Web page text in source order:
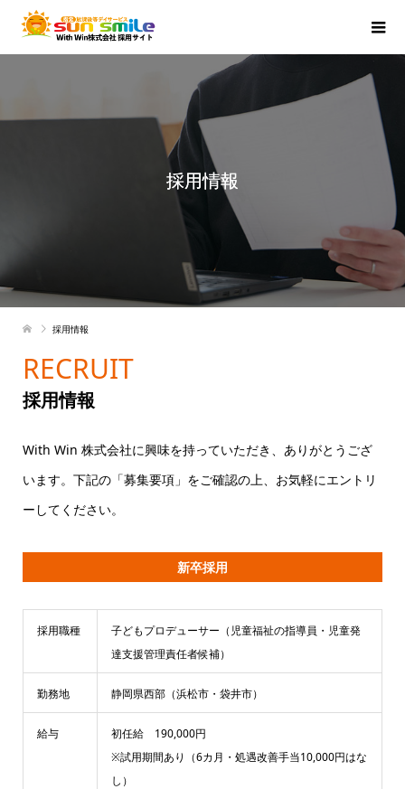
採用情報
採用情報
RECRUIT
採用情報
With Win 株式会社に興味を持っていただき、ありがとうござ
います。下記の「募集要項」をご確認の上、お気軽にエントリ
ーしてください。
新卒採用
採用職種
子どもプロデューサー（児童福祉の指導員・児童発
達支援管理責任者候補）
勤務地 静岡県西部（浜松市・袋井市）
給与
初任給 190,000円
※試用期間あり（6カ月・処遇改善手当10,000円はな
し）